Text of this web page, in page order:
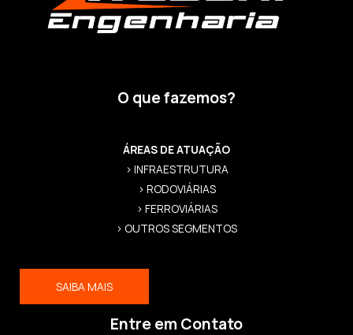
O que fazemos?
ÁREAS DE ATUAÇÃO
> INFRAESTRUTURA
> RODOVIÁRIAS
> FERROVIÁRIAS
> OUTROS SEGMENTOS
SAIBA MAIS
Entre em Contato